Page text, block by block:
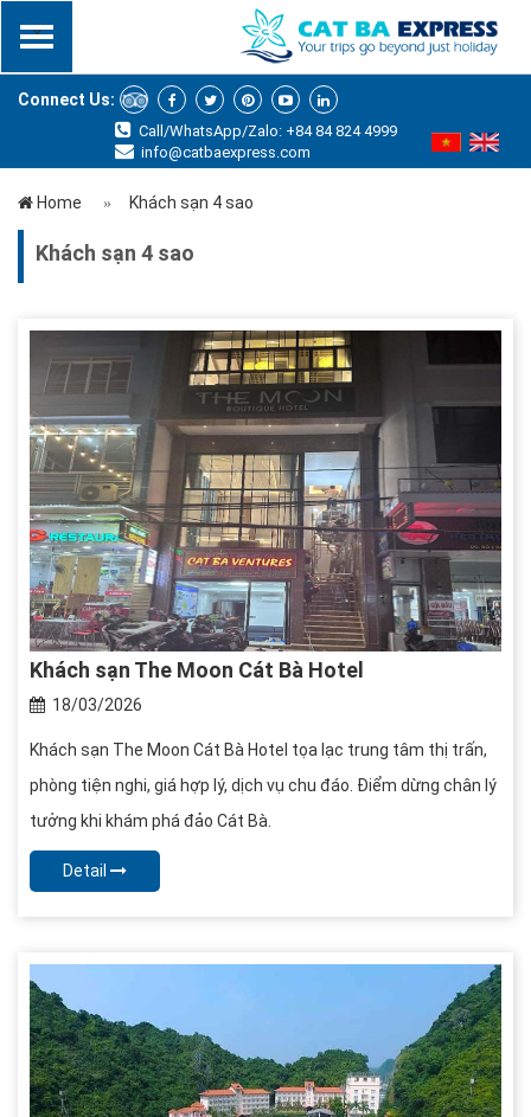
x
Connect Us:
Call/WhatsApp/Zalo: +84 84 824 4999
info@catbaexpress.com
Home Khách sạn 4 sao
Khách sạn 4 sao
Khách sạn The Moon Cát Bà Hotel
18/03/2026
Khách sạn The Moon Cát Bà Hotel tọa lạc trung tâm thị trấn,
phòng tiện nghi, giá hợp lý, dịch vụ chu đáo. Điểm dừng chân lý
tưởng khi khám phá đảo Cát Bà.
Detail